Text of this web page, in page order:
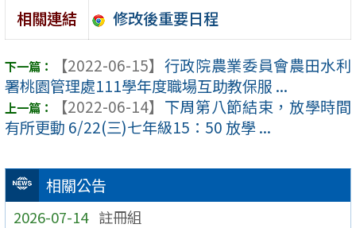
相關公告
2026-07-14 註冊組
相關連結
修改後重要日程
【2022-06-15】 行政院農業委員會農田水利
署桃園管理處111學年度職場互助教保服 ...
【2022-06-14】 下周第八節結束，放學時間
有所更動 6/22(三)七年級15：50 放學 ...